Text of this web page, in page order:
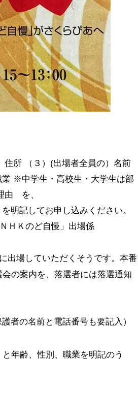
住所 （３）(出場者全員の）名前
業 ※中学生・高校生・大学生は部
由 を、
明記してお申し込みください。
ＨＫのど自慢」出場係
出場していただくそうです。本番
の案内を、落選者には落選通知
者の名前と電話番号も要記入）
年齢、性別、職業を明記のう